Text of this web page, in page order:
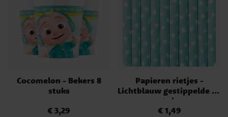
Cocomelon - Bekers 8
stuks
Prijs :€ 3,29
€ 3,29
Papieren rietjes -
Lichtblauw gestippelde 10
stuks
Prijs :€ 1,49
€ 1,49